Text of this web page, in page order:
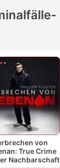
von
True Crime
Nachbarschaft